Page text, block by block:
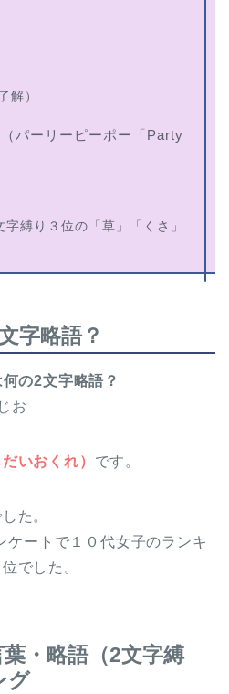
解）
パーリーピーポー「Party
縛り３位の「草」「くさ」
字略語？
何の2文字略語？
お
いおくれ） です。
た。
ケートで１０代女子のランキ
でした。
・略語（2文字縛
グ